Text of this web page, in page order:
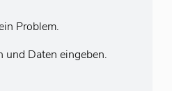
Problem.
und Daten eingeben.